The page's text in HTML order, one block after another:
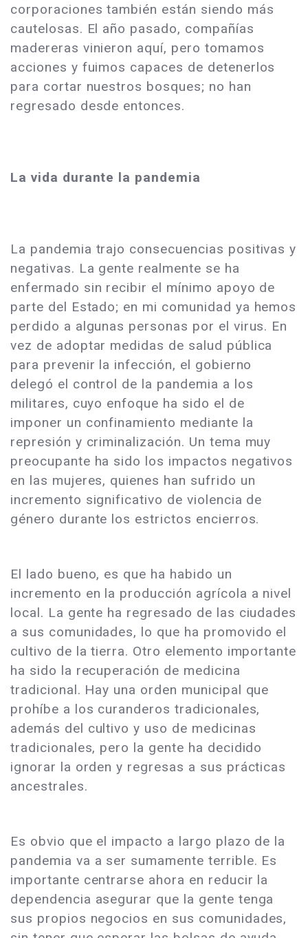
corporaciones también están siendo más
cautelosas. El año pasado, compañías
madereras vinieron aquí, pero tomamos
acciones y fuimos capaces de detenerlos
para cortar nuestros bosques; no han
regresado desde entonces.
La vida durante la pandemia
La pandemia trajo consecuencias positivas y
negativas. La gente realmente se ha
enfermado sin recibir el mínimo apoyo de
parte del Estado; en mi comunidad ya hemos
perdido a algunas personas por el virus. En
vez de adoptar medidas de salud pública
para prevenir la infección, el gobierno
delegó el control de la pandemia a los
militares, cuyo enfoque ha sido el de
imponer un confinamiento mediante la
represión y criminalización. Un tema muy
preocupante ha sido los impactos negativos
en las mujeres, quienes han sufrido un
incremento significativo de violencia de
género durante los estrictos encierros.
El lado bueno, es que ha habido un
incremento en la producción agrícola a nivel
local. La gente ha regresado de las ciudades
a sus comunidades, lo que ha promovido el
cultivo de la tierra. Otro elemento importante
ha sido la recuperación de medicina
tradicional. Hay una orden municipal que
prohíbe a los curanderos tradicionales,
además del cultivo y uso de medicinas
tradicionales, pero la gente ha decidido
ignorar la orden y regresas a sus prácticas
ancestrales.
Es obvio que el impacto a largo plazo de la
pandemia va a ser sumamente terrible. Es
importante centrarse ahora en reducir la
dependencia asegurar que la gente tenga
sus propios negocios en sus comunidades,